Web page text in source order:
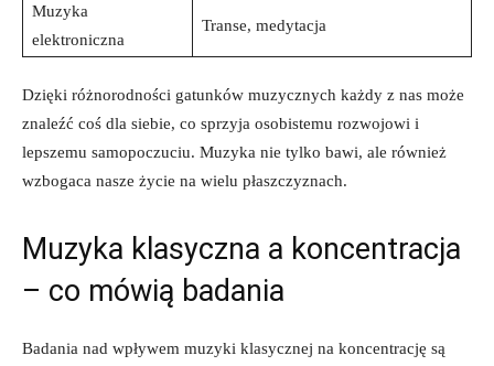
Muzyka
elektroniczna
Transe, medytacja
Dzięki różnorodności gatunków muzycznych każdy z nas może
znaleźć coś dla siebie, co sprzyja osobistemu rozwojowi i
lepszemu samopoczuciu. Muzyka nie tylko bawi, ale również
wzbogaca nasze życie na wielu płaszczyznach.
Muzyka klasyczna a koncentracja
– co mówią badania
Badania nad wpływem muzyki klasycznej na koncentrację są